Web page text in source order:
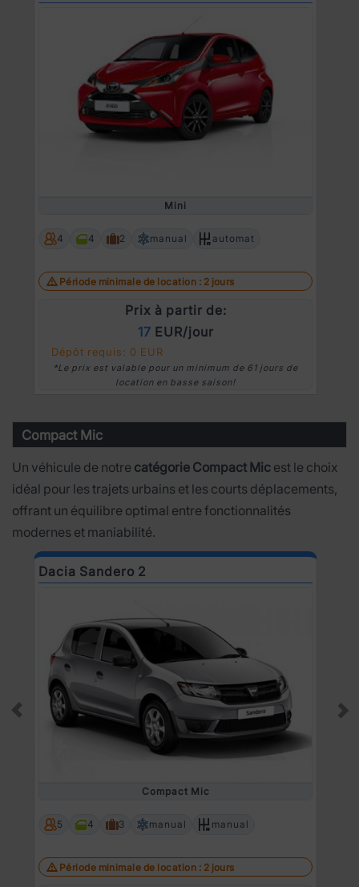
Mini
4 4 2 manual automat
Période minimale de location : 2 jours
Prix à partir de:
17 EUR/jour
Dépôt requis: 0 EUR
*Le prix est valable pour un minimum de 61 jours de
location en basse saison!
Compact Mic
Un véhicule de notre catégorie Compact Mic est le choix
idéal pour les trajets urbains et les courts déplacements,
offrant un équilibre optimal entre fonctionnalités
modernes et maniabilité.
Dacia Sandero 2
Compact Mic
5 4 3 manual manual
Période minimale de location : 2 jours